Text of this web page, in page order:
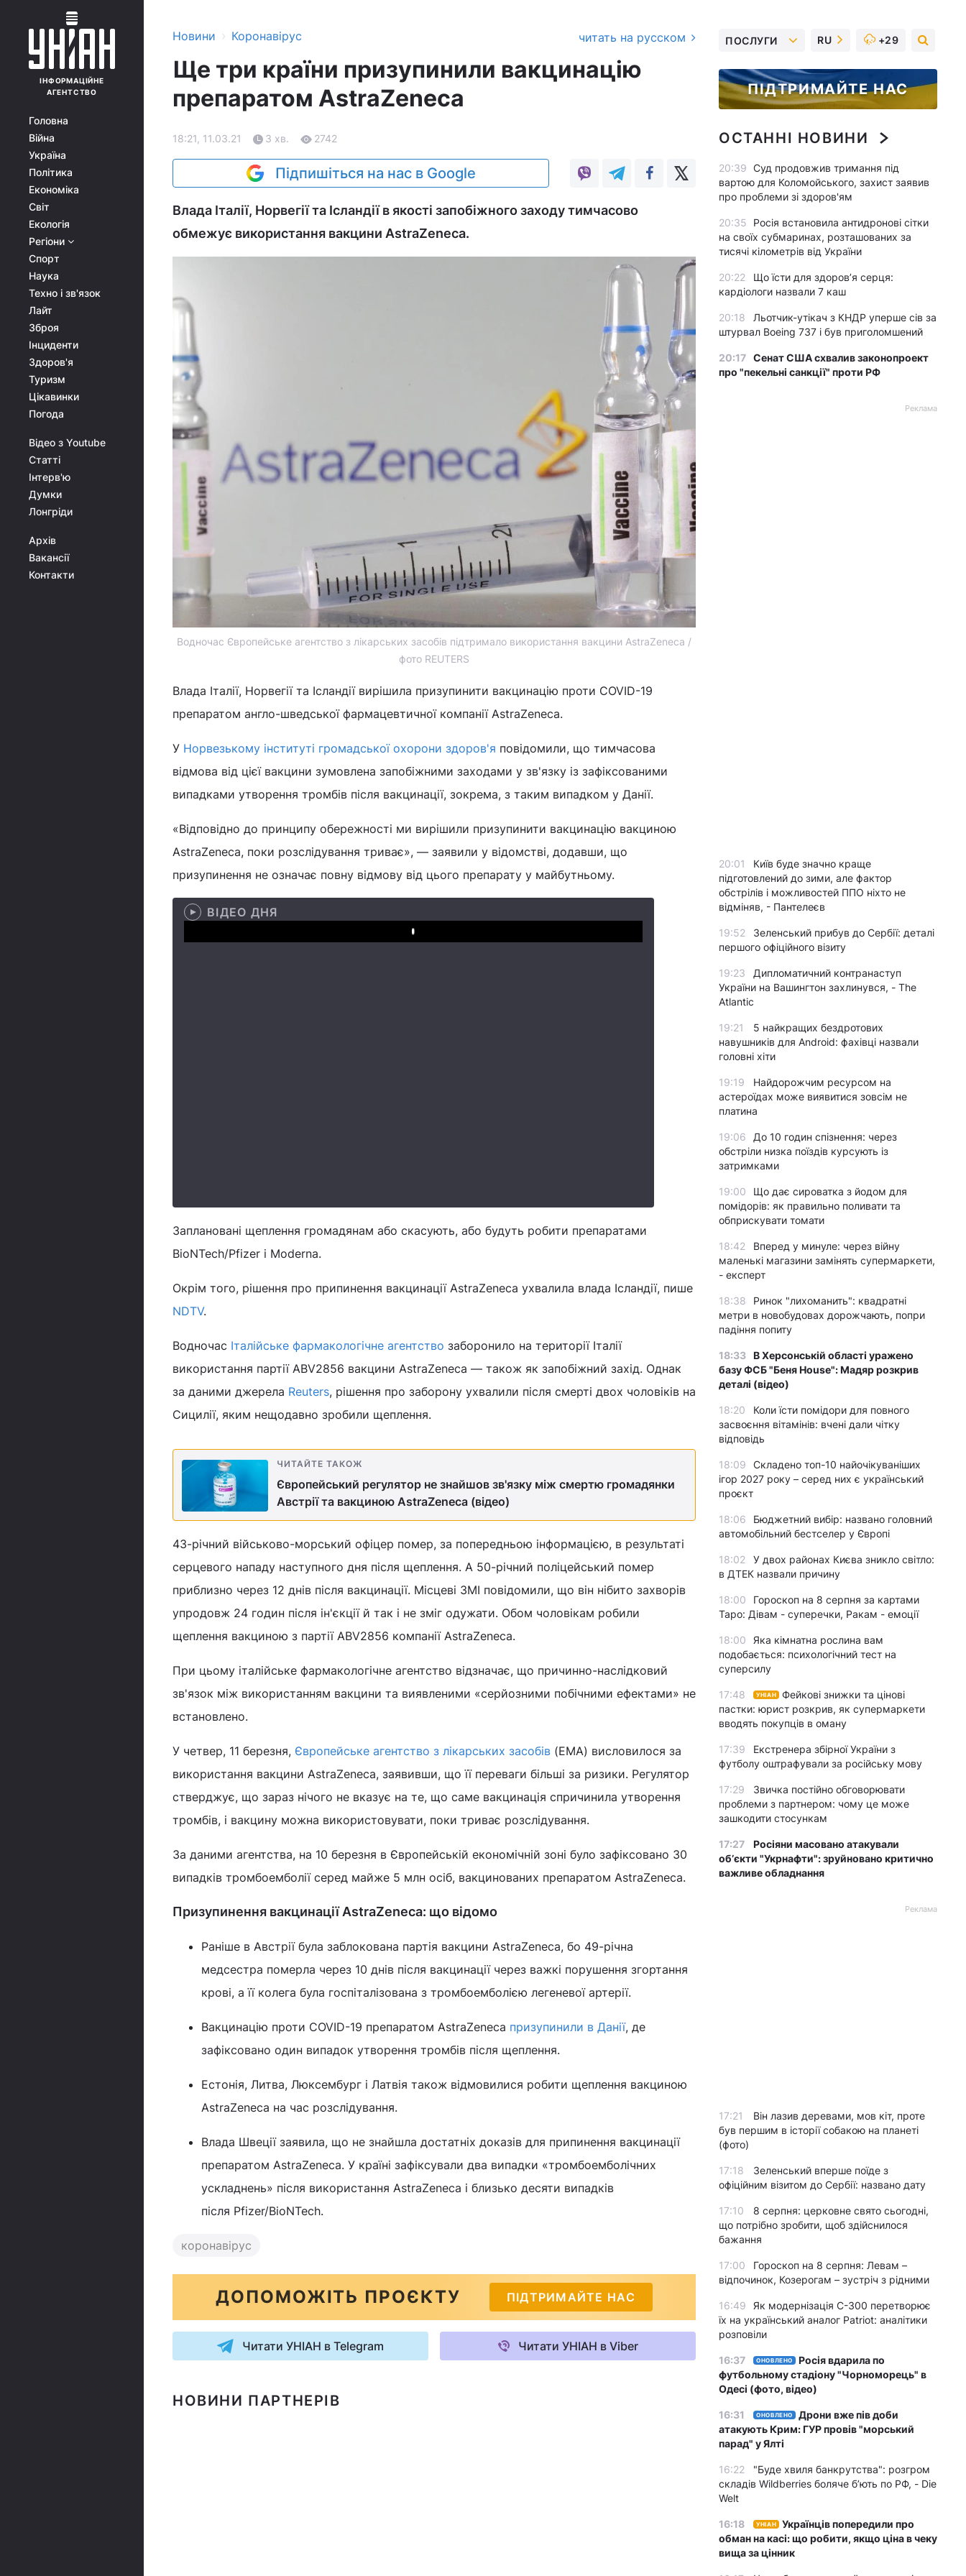
ІНФОРМАЦІЙНЕ
АГЕНТСТВО
Головна
Війна
Україна
Політика
Економіка
Світ
Екологія
Регіони
Спорт
Наука
Техно і зв'язок
Лайт
Зброя
Інциденти
Здоров'я
Туризм
Цікавинки
Погода
Відео з Youtube
Статті
Інтерв'ю
Думки
Лонгріди
Архів
Вакансії
Контакти
Новини › Коронавірус читать на русском
Ще три країни призупинили вакцинацію
препаратом AstraZeneca
18:21, 11.03.21 3 хв. 2742
Підпишіться на нас в Google
Влада Італії, Норвегії та Ісландії в якості запобіжного заходу тимчасово
обмежує використання вакцини AstraZeneca.
Водночас Європейське агентство з лікарських засобів підтримало використання вакцини AstraZeneca /
фото REUTERS
Влада Італії, Норвегії та Ісландії вирішила призупинити вакцинацію проти COVID-19
препаратом англо-шведської фармацевтичної компанії AstraZeneca.
У Норвезькому інституті громадської охорони здоров'я повідомили, що тимчасова
відмова від цієї вакцини зумовлена запобіжними заходами у зв'язку із зафіксованими
випадками утворення тромбів після вакцинації, зокрема, з таким випадком у Данії.
«Відповідно до принципу обережності ми вирішили призупинити вакцинацію вакциною
AstraZeneca, поки розслідування триває», — заявили у відомстві, додавши, що
призупинення не означає повну відмову від цього препарату у майбутньому.
ВІДЕО ДНЯ
Play
Заплановані щеплення громадянам або скасують, або будуть робити препаратами
BioNTech/Pfizer і Moderna.
Окрім того, рішення про припинення вакцинації AstraZeneca ухвалила влада Ісландії, пише
NDTV.
Водночас Італійське фармакологічне агентство заборонило на території Італії
використання партії ABV2856 вакцини AstraZeneca — також як запобіжний захід. Однак
за даними джерела Reuters, рішення про заборону ухвалили після смерті двох чоловіків на
Сицилії, яким нещодавно зробили щеплення.
ЧИТАЙТЕ ТАКОЖ
Європейський регулятор не знайшов зв'язку між смертю громадянки
Австрії та вакциною AstraZeneca (відео)
43-річний військово-морський офіцер помер, за попередньою інформацією, в результаті
серцевого нападу наступного дня після щеплення. А 50-річний поліцейський помер
приблизно через 12 днів після вакцинації. Місцеві ЗМІ повідомили, що він нібито захворів
упродовж 24 годин після ін'єкції й так і не зміг одужати. Обом чоловікам робили
щеплення вакциною з партії ABV2856 компанії AstraZeneca.
При цьому італійське фармакологічне агентство відзначає, що причинно-наслідковий
зв'язок між використанням вакцини та виявленими «серйозними побічними ефектами» не
встановлено.
У четвер, 11 березня, Європейське агентство з лікарських засобів (EMA) висловилося за
використання вакцини AstraZeneca, заявивши, що її переваги більші за ризики. Регулятор
стверджує, що зараз нічого не вказує на те, що саме вакцинація спричинила утворення
тромбів, і вакцину можна використовувати, поки триває розслідування.
За даними агентства, на 10 березня в Європейській економічній зоні було зафіксовано 30
випадків тромбоемболії серед майже 5 млн осіб, вакцинованих препаратом AstraZeneca.
Призупинення вакцинації AstraZeneca: що відомо
Раніше в Австрії була заблокована партія вакцини AstraZeneca, бо 49-річна
медсестра померла через 10 днів після вакцинації через важкі порушення згортання
крові, а її колега була госпіталізована з тромбоемболією легеневої артерії.
Вакцинацію проти COVID-19 препаратом AstraZeneca призупинили в Данії, де
зафіксовано один випадок утворення тромбів після щеплення.
Естонія, Литва, Люксембург і Латвія також відмовилися робити щеплення вакциною
AstraZeneca на час розслідування.
Влада Швеції заявила, що не знайшла достатніх доказів для припинення вакцинації
препаратом AstraZeneca. У країні зафіксували два випадки «тромбоемболічних
ускладнень» після використання AstraZeneca і близько десяти випадків
після Pfizer/BioNTech.
коронавірус
ДОПОМОЖІТЬ ПРОЄКТУ ПІДТРИМАЙТЕ НАС
Читати УНІАН в Telegram Читати УНІАН в Viber
НОВИНИ ПАРТНЕРІВ
ПОСЛУГИ RU +29
ПІДТРИМАЙТЕ НАС
ОСТАННІ НОВИНИ
20:39 Суд продовжив тримання під
вартою для Коломойського, захист заявив
про проблеми зі здоров'ям
20:35
Росія встановила антидронові сітки
на своїх субмаринах, розташованих за
тисячі кілометрів від України
20:22
Що їсти для здоров’я серця:
кардіологи назвали 7 каш
20:18
Льотчик-утікач з КНДР уперше сів за
штурвал Boeing 737 і був приголомшений
20:17 Сенат США схвалив законопроект
про "пекельні санкції" проти РФ
Реклама
20:01
Київ буде значно краще
підготовлений до зими, але фактор
обстрілів і можливостей ППО ніхто не
відміняв, - Пантелеєв
19:52
Зеленський прибув до Сербії: деталі
першого офіційного візиту
19:23
Дипломатичний контранаступ
України на Вашингтон захлинувся, - The
Atlantic
19:21
5 найкращих бездротових
навушників для Android: фахівці назвали
головні хіти
19:19
Найдорожчим ресурсом на
астероїдах може виявитися зовсім не
платина
19:06
До 10 годин спізнення: через
обстріли низка поїздів курсують із
затримками
19:00
Що дає сироватка з йодом для
помідорів: як правильно поливати та
обприскувати томати
18:42
Вперед у минуле: через війну
маленькі магазини замінять супермаркети,
- експерт
18:38
Ринок "лихоманить": квадратні
метри в новобудовах дорожчають, попри
падіння попиту
18:33 В Херсонській області уражено
базу ФСБ "Беня House": Мадяр розкрив
деталі (відео)
18:20
Коли їсти помідори для повного
засвоєння вітамінів: вчені дали чітку
відповідь
18:09
Складено топ-10 найочікуваніших
ігор 2027 року – серед них є український
проєкт
18:06
Бюджетний вибір: названо головний
автомобільний бестселер у Європі
18:02
У двох районах Києва зникло світло:
в ДТЕК назвали причину
18:00
Гороскоп на 8 серпня за картами
Таро: Дівам - суперечки, Ракам - емоції
18:00
Яка кімнатна рослина вам
подобається: психологічний тест на
суперсилу
17:48 УНІАН
Фейкові знижки та цінові
пастки: юрист розкрив, як супермаркети
вводять покупців в оману
17:39
Екстренера збірної України з
футболу оштрафували за російську мову
17:29
Звичка постійно обговорювати
проблеми з партнером: чому це може
зашкодити стосункам
17:27
Росіяни масовано атакували
обʼєкти "Укрнафти": зруйновано критично
важливе обладнання
Реклама
17:21
Він лазив деревами, мов кіт, проте
був першим в історії собакою на планеті
(фото)
17:18
Зеленський вперше поїде з
офіційним візитом до Сербії: названо дату
17:10
8 серпня: церковне свято сьогодні,
що потрібно зробити, щоб здійснилося
бажання
17:00
Гороскоп на 8 серпня: Левам –
відпочинок, Козерогам – зустріч з рідними
16:49
Як модернізація С-300 перетворює
їх на український аналог Patriot: аналітики
розповіли
16:37 ОНОВЛЕНО
Росія вдарила по
футбольному стадіону "Чорноморець" в
Одесі (фото, відео)
16:31 ОНОВЛЕНО
Дрони вже пів доби
атакують Крим: ГУР провів "морський
парад" у Ялті
16:22
"Буде хвиля банкрутства": розгром
складів Wildberries боляче бʼють по РФ, - Die
Welt
16:18 УНІАН
Українців попередили про
обман на касі: що робити, якщо ціна в чеку
вища за цінник